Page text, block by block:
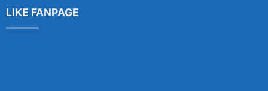
LIKE FANPAGE